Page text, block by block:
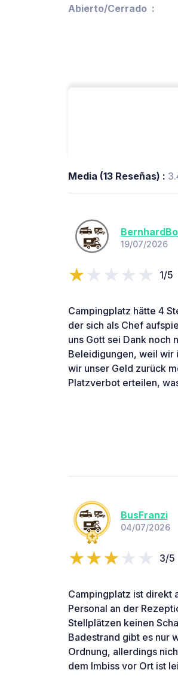
Abierto/Cerrado
Media (13 Reseñas) :
19/07/2026
1/5
Campingplatz hätte 4
der sich als Chef
uns Gott sei Dank noch
Beleidigungen, weil wir
wir unser Geld zurück
Platzverbot erteilen,
BusFranzi
04/07/2026
3/5
Campingplatz ist direkt
Personal an der
Stellplätzen keinen
Badestrand gibt es nur
Ordnung, allerdings
dem Imbiss vor Ort ist